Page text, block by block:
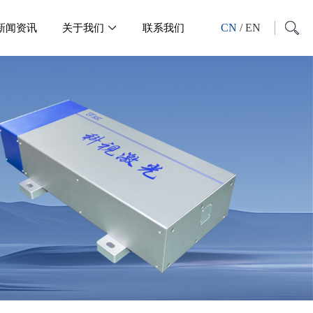
闻资讯 关于我们  联系我们 CN /EN